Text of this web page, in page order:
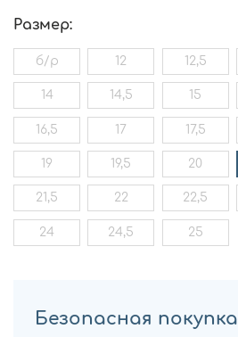
Размер:
б/р 12 12,5
14 14,5 15
16,5 17 17,5
19 19,5 20
21,5 22 22,5
24 24,5 25
Безопасная покупка